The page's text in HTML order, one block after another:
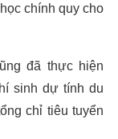
chính quy cho
đã thực hiện
sinh dự tính du
chỉ tiêu tuyển